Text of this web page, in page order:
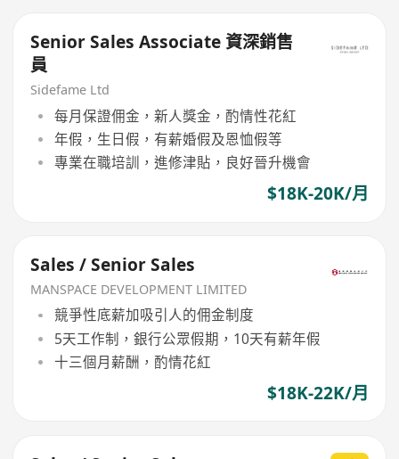
Senior Sales Associate 資深銷售
員
Sidefame Ltd
每月保證佣金，新人獎金，酌情性花紅
年假，生日假，有薪婚假及恩恤假等
專業在職培訓，進修津貼，良好晉升機會
$18K-20K/月
Sales / Senior Sales
MANSPACE DEVELOPMENT LIMITED
競爭性底薪加吸引人的佣金制度
5天工作制，銀行公眾假期，10天有薪年假
十三個月薪酬，酌情花紅
$18K-22K/月